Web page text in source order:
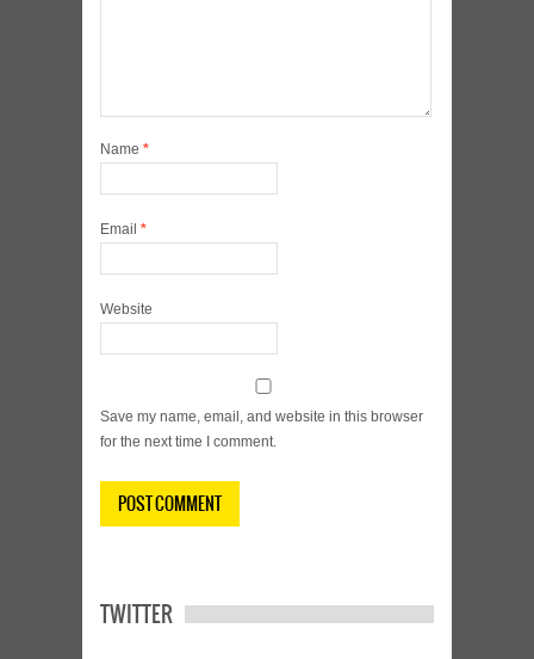
Name *
Email *
Website
Save my name, email, and website in this browser
for the next time I comment.
TWITTER